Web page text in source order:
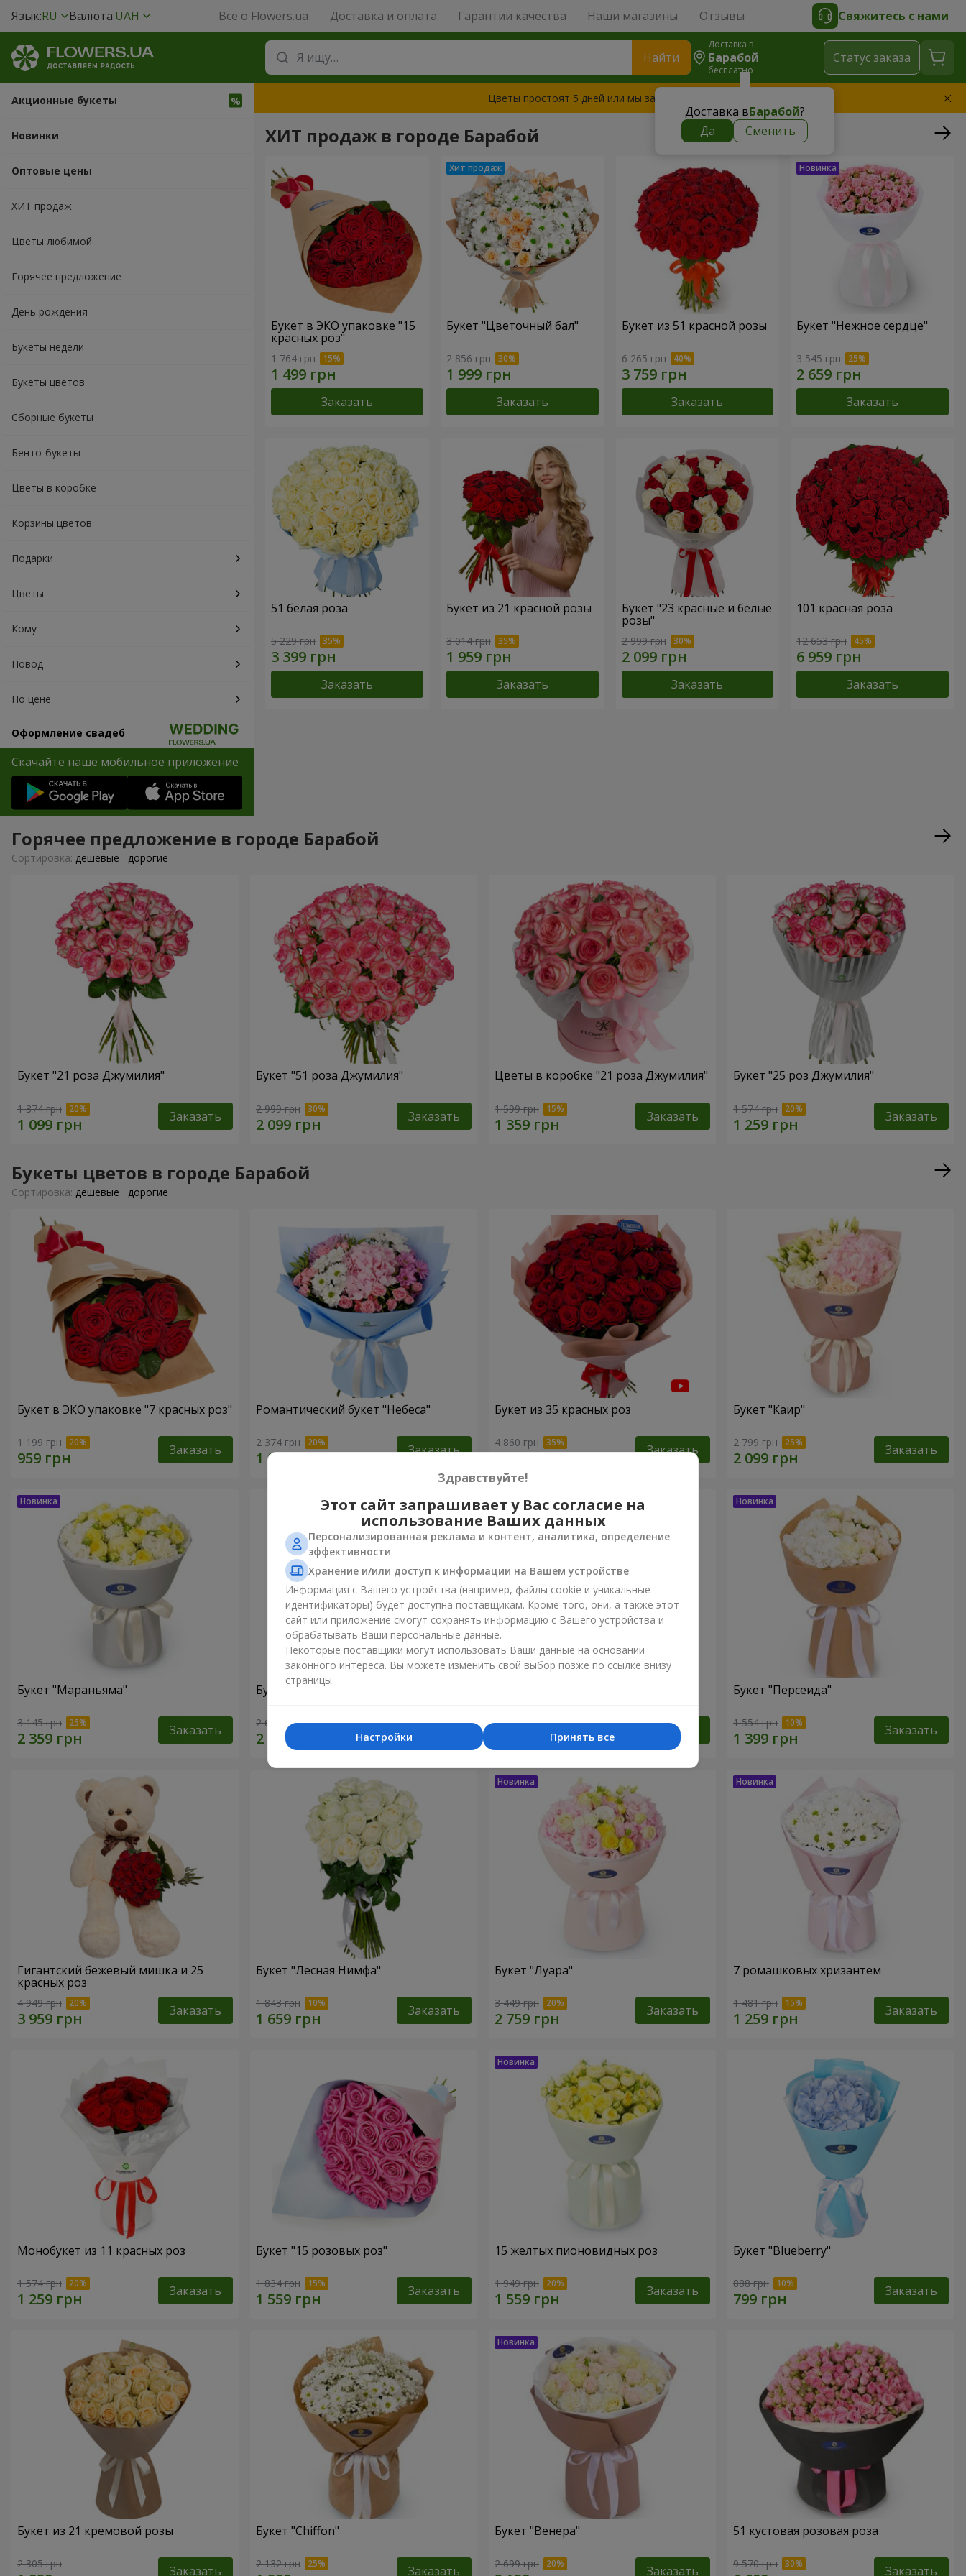
Язык:RU Валюта:UAH Все о Flowers.ua Доставка и оплата Гарантии качества Наши магазины Отзывы Свяжитесь с нами
Найти
Доставка в
Барабой
бесплатно
Доставка вБарабой?
Да
Сменить
Cтатус заказа
Акционные букеты
Новинки
Оптовые цены
ХИТ продаж
Цветы любимой
Горячее предложение
День рождения
Букеты недели
Букеты цветов
Сборные букеты
Бенто-букеты
Цветы в коробке
Корзины цветов
Подарки
Цветы
Кому
Повод
По цене
Оформление свадеб
Скачайте наше мобильное приложение
Цветы простоят 5 дней или мы заменим букет
ХИТ продаж в городе Барабой
Букет в ЭКО упаковке "15
красных роз"
1 764 грн
Заказать
Букет "Цветочный бал"
2 856 грн
Заказать
Букет из 51 красной розы
6 265 грн
Заказать
Букет "Нежное сердце"
3 545 грн
Заказать
51 белая роза
5 229 грн
Заказать
Букет из 21 красной розы
3 014 грн
Заказать
Букет "23 красные и белые
розы"
2 999 грн
Заказать
101 красная роза
12 653 грн
Заказать
Горячее предложение в городе Барабой
Cортировка: дешевые дорогие
Букет "21 роза Джумилия"
1 374 грн Заказать
Букет "51 роза Джумилия"
2 999 грн Заказать
Цветы в коробке "21 роза Джумилия"
1 599 грн Заказать
Букет "25 роз Джумилия"
1 574 грн Заказать
Букеты цветов в городе Барабой
Cортировка: дешевые дорогие
Букет в ЭКО упаковке "7 красных роз"
1 199 грн Заказать
Романтический букет "Небеса"
2 374 грн Заказать
Букет из 35 красных роз
4 860 грн Заказать
Букет "Каир"
2 799 грн Заказать
Букет "Мараньяма"
3 145 грн Заказать
Букет "Сказка моей жизни"
2 666 грн 2 212 грн Заказать
Букет "Персеида"
1 554 грн Заказать
Гигантский бежевый мишка и 25
красных роз
4 949 грн Заказать
Букет "Лесная Нимфа"
1 843 грн Заказать
Букет "Луара"
3 449 грн Заказать
7 ромашковых хризантем
1 481 грн Заказать
Монобукет из 11 красных роз
1 574 грн Заказать
Букет "15 розовых роз"
1 834 грн Заказать
15 желтых пионовидных роз
1 949 грн Заказать
Букет "Blueberry"
888 грн Заказать
Букет из 21 кремовой розы
2 305 грн Заказать
Букет "Chiffon"
2 132 грн Заказать
Букет "Венера"
2 699 грн Заказать
51 кустовая розовая роза
9 570 грн Заказать
Здравствуйте!
Этот сайт запрашивает у Вас согласие на
использование Ваших данных
Персонализированная реклама и контент, аналитика, определение
эффективности
Хранение и/или доступ к информации на Вашем устройстве
Информация с Вашего устройства (например, файлы cookie и уникальные
идентификаторы) будет доступна поставщикам. Кроме того, они, а также этот
сайт или приложение смогут сохранять информацию с Вашего устройства и
обрабатывать Ваши персональные данные.
Некоторые поставщики могут использовать Ваши данные на основании
законного интереса. Вы можете изменить свой выбор позже по ссылке внизу
страницы.
Принять все
Настройки